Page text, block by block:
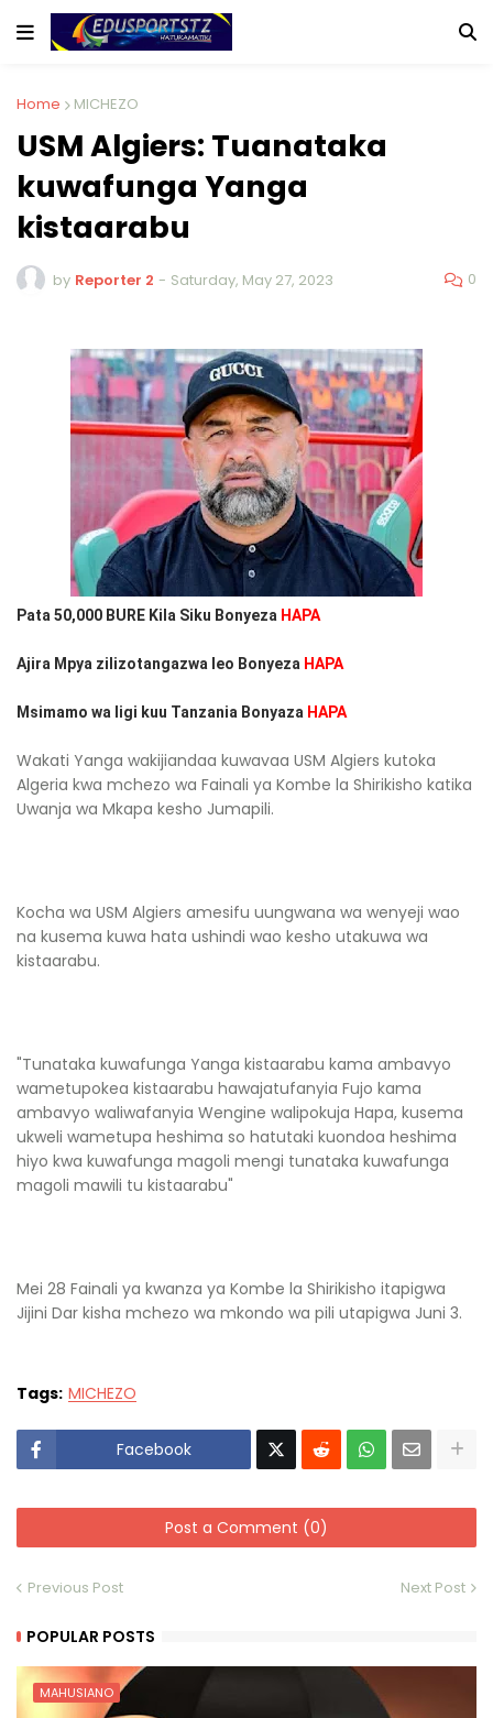
Home MICHEZO
USM Algiers: Tuanataka
kuwafunga Yanga
kistaarabu
by Reporter 2 - Saturday, May 27, 2023 0
Pata 50,000 BURE Kila Siku Bonyeza HAPA
Ajira Mpya zilizotangazwa leo Bonyeza HAPA
Msimamo wa ligi kuu Tanzania Bonyaza HAPA
Wakati Yanga wakijiandaa kuwavaa USM Algiers kutoka
Algeria kwa mchezo wa Fainali ya Kombe la Shirikisho katika
Uwanja wa Mkapa kesho Jumapili.
Kocha wa USM Algiers amesifu uungwana wa wenyeji wao
na kusema kuwa hata ushindi wao kesho utakuwa wa
kistaarabu.
"Tunataka kuwafunga Yanga kistaarabu kama ambavyo
wametupokea kistaarabu hawajatufanyia Fujo kama
ambavyo waliwafanyia Wengine walipokuja Hapa, kusema
ukweli wametupa heshima so hatutaki kuondoa heshima
hiyo kwa kuwafunga magoli mengi tunataka kuwafunga
magoli mawili tu kistaarabu"
Mei 28 Fainali ya kwanza ya Kombe la Shirikisho itapigwa
Jijini Dar kisha mchezo wa mkondo wa pili utapigwa Juni 3.
Tags: MICHEZO
Facebook
Post a Comment (0)
Previous Post Next Post
POPULAR POSTS
MAHUSIANO